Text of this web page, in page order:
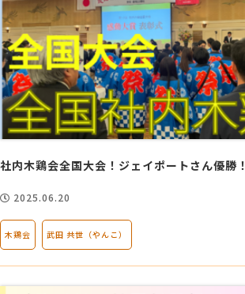
社内木鶏会全国大会！ジェイポートさん優勝！
2025.06.20
木鶏会 武田 共世（やんこ）